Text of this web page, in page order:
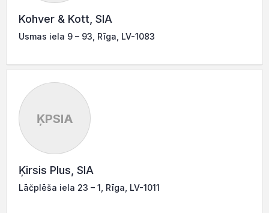
Kohver & Kott, SIA
Usmas iela 9 – 93, Rīga, LV-1083
ĶPSIA
Ķirsis Plus, SIA
Lāčplēša iela 23 – 1, Rīga, LV-1011